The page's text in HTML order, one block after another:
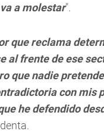
a molestar".
que reclama
al frente de ese
que nadie
con mis
he defendido